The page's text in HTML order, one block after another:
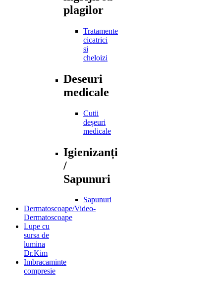
plagilor
Tratamente
cicatrici
si
cheloizi
Deseuri
medicale
Cutii
deșeuri
medicale
Igienizanți
/
Sapunuri
Sapunuri
Dermatoscoape/Video-
Dermatoscoape
Lupe cu
sursa de
lumina
Dr.Kim
Imbracaminte
compresie